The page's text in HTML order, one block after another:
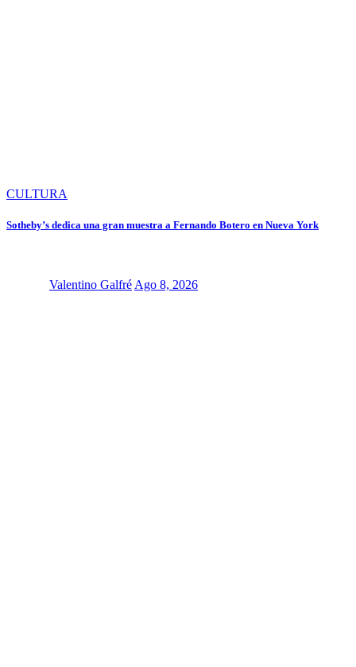
CULTURA
Sotheby’s dedica una gran muestra a Fernando Botero en Nueva York
Valentino Galfré Ago 8, 2026